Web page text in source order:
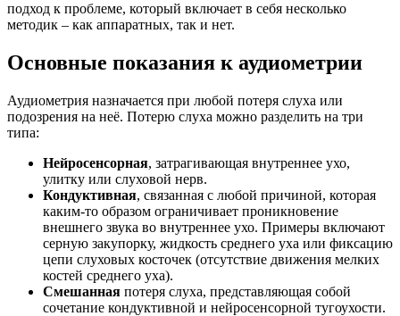
подход к проблеме, который включает в себя несколько
методик – как аппаратных, так и нет.
Основные показания к аудиометрии
Аудиометрия назначается при любой потеря слуха или
подозрения на неё. Потерю слуха можно разделить на три
типа:
Нейросенсорная, затрагивающая внутреннее ухо,
улитку или слуховой нерв.
Кондуктивная, связанная с любой причиной, которая
каким-то образом ограничивает проникновение
внешнего звука во внутреннее ухо. Примеры включают
серную закупорку, жидкость среднего уха или фиксацию
цепи слуховых косточек (отсутствие движения мелких
костей среднего уха).
Смешанная потеря слуха, представляющая собой
сочетание кондуктивной и нейросенсорной тугоухости.